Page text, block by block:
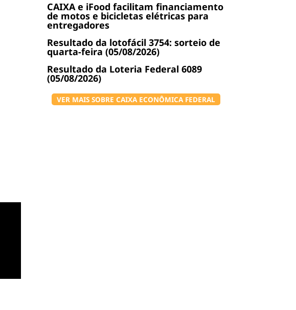
CAIXA e iFood facilitam financiamento
de motos e bicicletas elétricas para
entregadores
Resultado da lotofácil 3754: sorteio de
quarta-feira (05/08/2026)
Resultado da Loteria Federal 6089
(05/08/2026)
VER MAIS SOBRE CAIXA ECONÔMICA FEDERAL